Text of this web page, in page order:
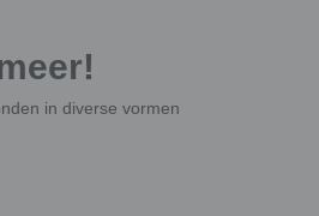
in diverse vormen